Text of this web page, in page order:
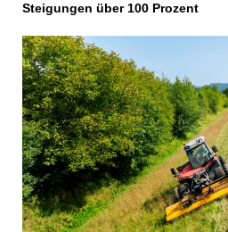
Steigungen über 100 Prozent